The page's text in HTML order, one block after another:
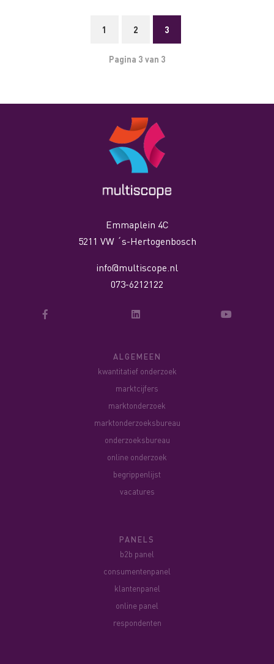
ruim 3,5 miljoen Nederlanders met een
marktonderzoek onder 1.008 […]
Pagina 3 van 3
1 2 3
Emmaplein 4C
5211 VW ´s-Hertogenbosch
info@multiscope.nl
073-6212122
ALGEMEEN
kwantitatief onderzoek
marktcijfers
marktonderzoek
marktonderzoeksbureau
onderzoeksbureau
online onderzoek
begrippenlijst
vacatures
PANELS
b2b panel
consumentenpanel
klantenpanel
online panel
respondenten